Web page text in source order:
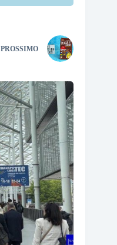
PROSSIMO